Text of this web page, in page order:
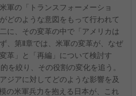
軍の「トランスフォーメーショ
どのような意図をもって行われて
に、その変革の中で「アメリカは
、第Ⅱ章では、米軍の変革が、なぜ
革」と「再編」について検討す
を絞り、その役割の変化を追う。
ジアに対してどのような影響を及
の米軍兵力を抱える日本が、これ